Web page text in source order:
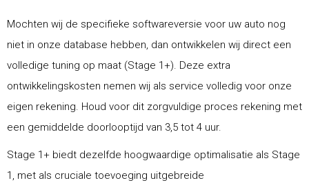
Mochten wij de specifieke softwareversie voor uw auto nog
niet in onze database hebben, dan ontwikkelen wij direct een
volledige tuning op maat (Stage 1+). Deze extra
ontwikkelingskosten nemen wij als service volledig voor onze
eigen rekening. Houd voor dit zorgvuldige proces rekening met
een gemiddelde doorlooptijd van 3,5 tot 4 uur.
Stage 1+ biedt dezelfde hoogwaardige optimalisatie als Stage
1, met als cruciale toevoeging uitgebreide